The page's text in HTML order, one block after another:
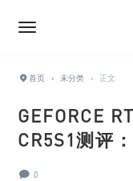
首页 › 未分类 › 正文
GEFORCE
CR5S1测评
0